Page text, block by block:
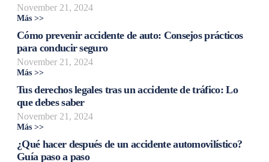
November 21, 2024
Más >>
Cómo prevenir accidente de auto: Consejos prácticos
para conducir seguro
November 21, 2024
Más >>
Tus derechos legales tras un accidente de tráfico: Lo
que debes saber
November 21, 2024
Más >>
¿Qué hacer después de un accidente automovilístico?
Guía paso a paso